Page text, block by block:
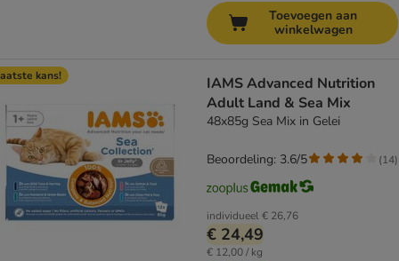
Toevoegen aan
winkelwagen
kans!
IAMS Advanced Nutrition
Adult Land & Sea Mix
48x85g Sea Mix in Gelei
individueel€ 26,76
€ 24,49
€ 12,00 / kg
Beoordeling: 3.6/5 (14)